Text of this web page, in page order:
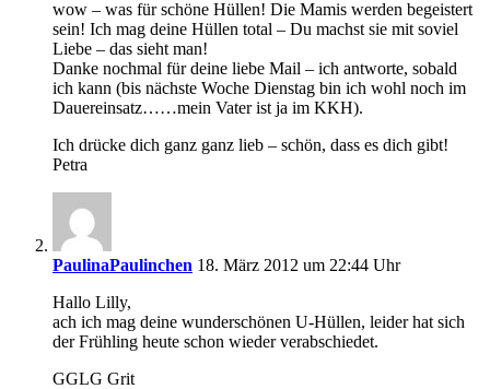
wow – was für schöne Hüllen! Die Mamis werden begeistert
sein! Ich mag deine Hüllen total – Du machst sie mit soviel
Liebe – das sieht man!
Danke nochmal für deine liebe Mail – ich antworte, sobald
ich kann (bis nächste Woche Dienstag bin ich wohl noch im
Dauereinsatz……mein Vater ist ja im KKH).
Ich drücke dich ganz ganz lieb – schön, dass es dich gibt!
Petra
PaulinaPaulinchen 18. März 2012 um 22:44 Uhr
Hallo Lilly,
ach ich mag deine wunderschönen U-Hüllen, leider hat sich
der Frühling heute schon wieder verabschiedet.
GGLG Grit